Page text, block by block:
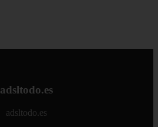
adsltodo.es
adsltodo.es